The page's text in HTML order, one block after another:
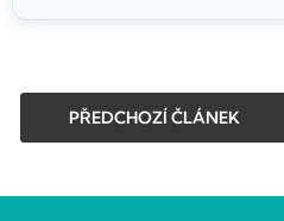
PŘEDCHOZÍ ČLÁNEK